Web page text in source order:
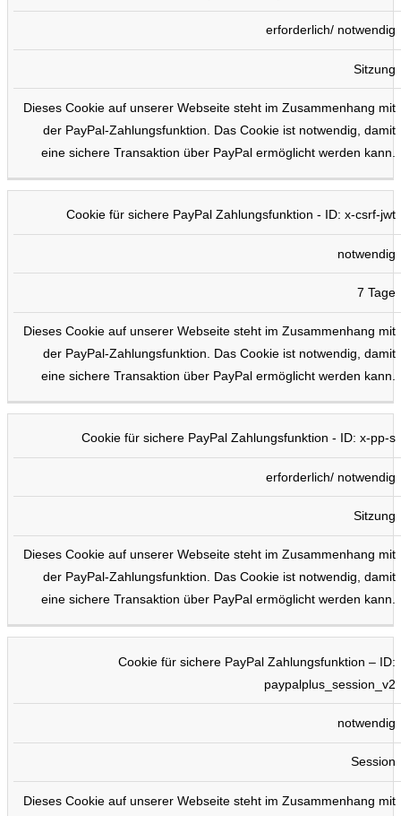
erforderlich/ notwendig
Sitzung
Dieses Cookie auf unserer Webseite steht im Zusammenhang mit
der PayPal-Zahlungsfunktion. Das Cookie ist notwendig, damit
eine sichere Transaktion über PayPal ermöglicht werden kann.
Cookie für sichere PayPal Zahlungsfunktion - ID: x-csrf-jwt
notwendig
7 Tage
Dieses Cookie auf unserer Webseite steht im Zusammenhang mit
der PayPal-Zahlungsfunktion. Das Cookie ist notwendig, damit
eine sichere Transaktion über PayPal ermöglicht werden kann.
Cookie für sichere PayPal Zahlungsfunktion - ID: x-pp-s
erforderlich/ notwendig
Sitzung
Dieses Cookie auf unserer Webseite steht im Zusammenhang mit
der PayPal-Zahlungsfunktion. Das Cookie ist notwendig, damit
eine sichere Transaktion über PayPal ermöglicht werden kann.
Cookie für sichere PayPal Zahlungsfunktion – ID:
paypalplus_session_v2
notwendig
Session
Dieses Cookie auf unserer Webseite steht im Zusammenhang mit